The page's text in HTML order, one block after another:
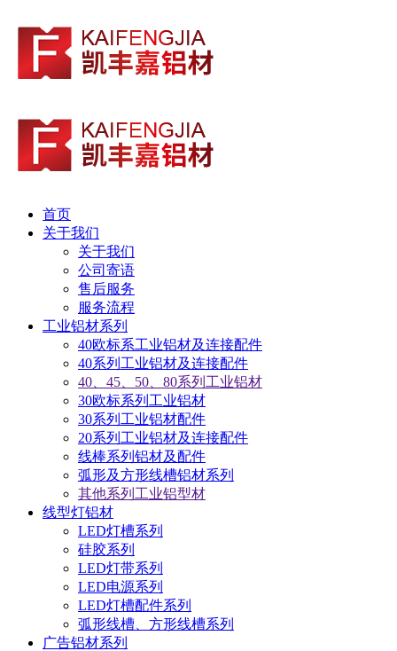
首页
关于我们
关于我们
公司寄语
售后服务
服务流程
工业铝材系列
40欧标系工业铝材及连接配件
40系列工业铝材及连接配件
40、45、50、80系列工业铝材
30欧标系列工业铝材
30系列工业铝材配件
20系列工业铝材及连接配件
线棒系列铝材及配件
弧形及方形线槽铝材系列
其他系列工业铝型材
线型灯铝材
LED灯槽系列
硅胶系列
LED灯带系列
LED电源系列
LED灯槽配件系列
弧形线槽、方形线槽系列
广告铝材系列